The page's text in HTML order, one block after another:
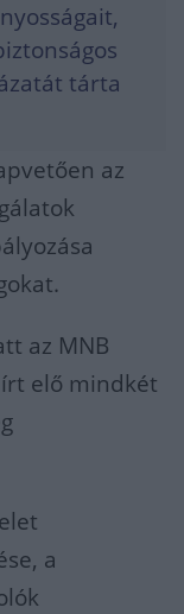
tárta
az
az MNB
elő mindkét
a